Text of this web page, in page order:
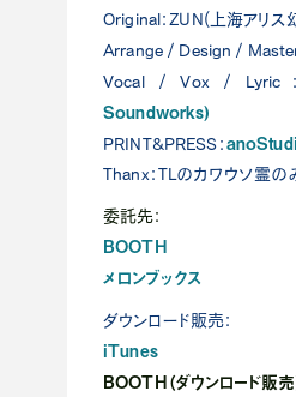
Original：ZUN(上海アリス
Arrange / Design /
Vocal / Vox / Lyric
Soundworks)
PRINT&PRESS：
Thanx：TLのカワウソ霊の
委託先：
BOOTH
メロンブックス
ダウンロード販売：
iTunes
BOOTH（ダウンロード販売